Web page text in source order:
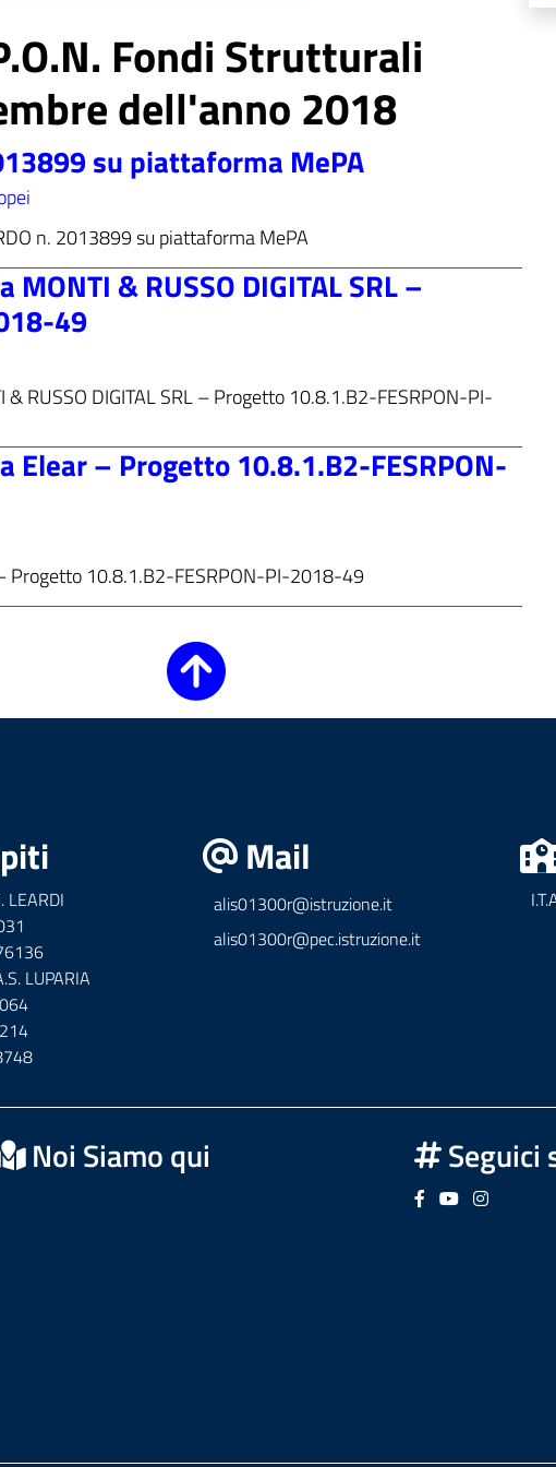
Fondi Strutturali
dell'anno 2018
su piattaforma MePA
n. 2013899 su piattaforma MePA
& RUSSO DIGITAL SRL –
49
RUSSO DIGITAL SRL – Progetto 10.8.1.B2-FESRPON-PI-
– Progetto 10.8.1.B2-FESRPON-
10.8.1.B2-FESRPON-PI-2018-49
LEARDI
LUPARIA
Mail
alis01300r@istruzione.it
alis01300r@pec.istruzione.it
Noi Siamo qui Seguici
Seguici su Facebook
Seguici su
Seguici